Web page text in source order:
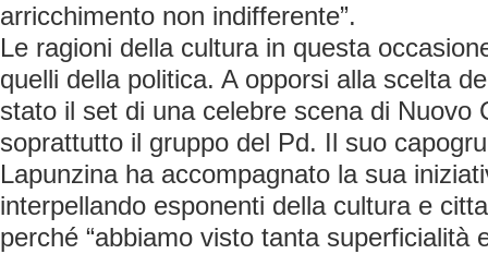
arricchimento non indifferente”.
Le ragioni della cultura in questa
quelli della politica. A opporsi alla scelta
stato il set di una celebre scena di Nuovo
soprattutto il gruppo del Pd. Il suo
Lapunzina ha accompagnato la sua
interpellando esponenti della cultura e
perché “abbiamo visto tanta superficialità